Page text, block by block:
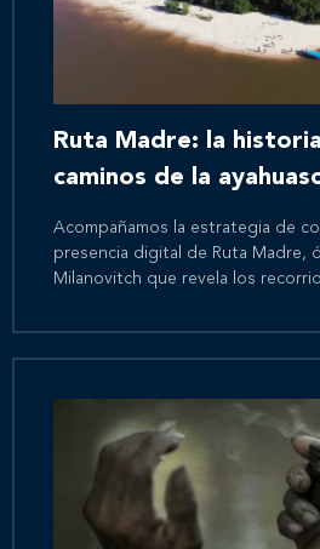
Ruta Madre: la
caminos de la
Acompañamos la estrategia de
presencia digital de Ruta Madre,
Milanovitch que revela los